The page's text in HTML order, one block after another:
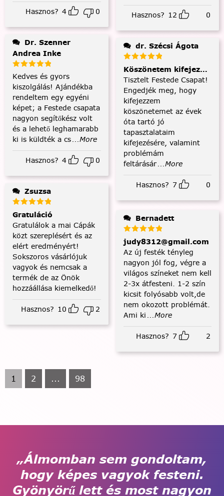
Hasznos? 4 0
Andrea Inke
Kedves és gyors
kiszolgálás! Ajándékba
rendeltem egy egyéni
képet; a Festede csapata
nagyon segítőkész volt
és a lehető leghamarabb
ki is küldték a cs...More
Hasznos? 4 0
Zsuzsa
Gratuláció
Gratulálok a mai Cápák
közt szereplésért és az
elért eredményért!
Sokszoros vásárlójuk
vagyok és nemcsak a
termék de az Önök
hozzáállása kiemelkedő!
Hasznos? 10 2
Hasznos? 12 0
dr. Szécsi Ágota
Köszönetem kifejezése
Tisztelt Festede Csapat!
Engedjék meg, hogy
kifejezzem
köszönetemet az évek
óta tartó jó
tapasztalataim
kifejezésére, valamint
problémám
feltárásár...More
Hasznos? 7 0
Bernadett
judy8312@gmail.com
Az új festék tényleg
nagyon jól fog, végre a
világos színeket nem kell
2-3x átfesteni. 1-2 szín
kicsit folyósabb volt,de
nem okozott problémát.
Ami ki ...More
Hasznos? 7 2
1 2 ... 98
„Álmomban sem gondoltam,
hogy képes vagyok festeni.
Gyönyörű lett és most nagyon